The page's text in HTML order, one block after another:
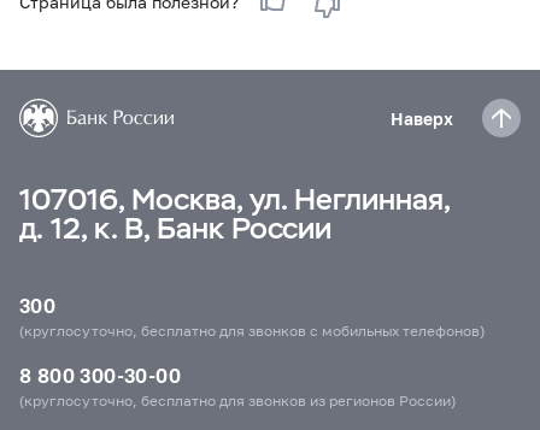
Наверх
107016, Москва, ул. Неглинная,
д. 12, к. В, Банк России
300
(круглосуточно, бесплатно для звонков с мобильных телефонов)
8 800 300-30-00
(круглосуточно, бесплатно для звонков из регионов России)